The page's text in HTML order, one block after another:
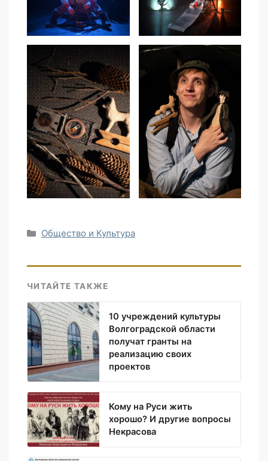
Рубрики
Общество и Культура
ЧИТАЙТЕ ТАКЖЕ
10 учреждений культуры
Волгоградской области
получат гранты на
реализацию своих
проектов
Кому на Руси жить
хорошо? И другие вопросы
Некрасова